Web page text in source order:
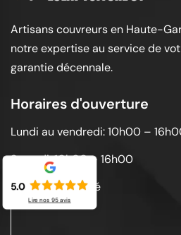
Artisans couvreurs en Haute-
notre expertise au service de
garantie décennale.
Horaires d'ouverture
Lundi au vendredi: 10h00 –
Samedi: 10h00 – 16h00
Dimanche: Fermé
5.0
Lire nos 95avis